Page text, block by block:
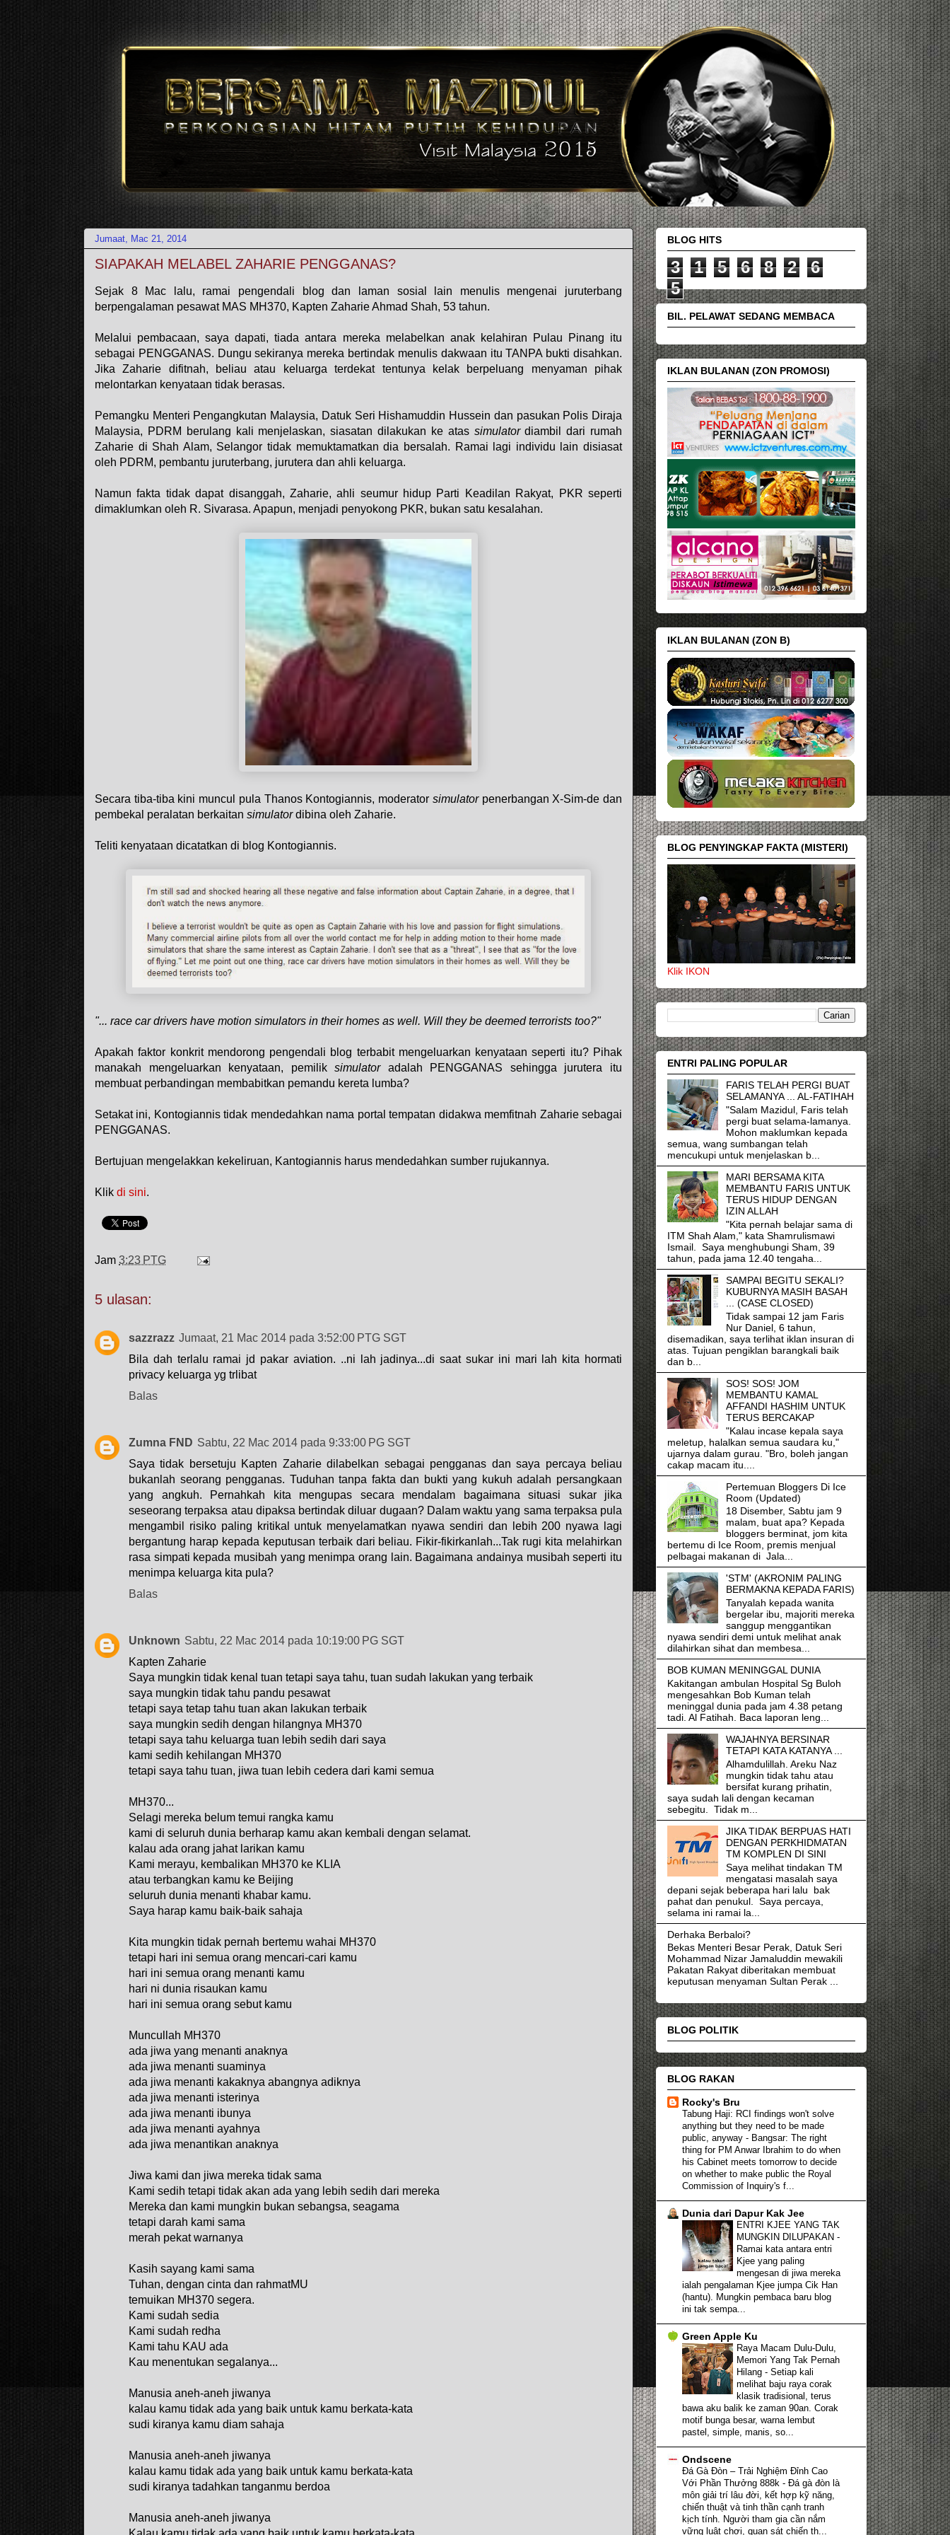
Jumaat, Mac 21, 2014
SIAPAKAH MELABEL ZAHARIE PENGGANAS?
Sejak 8 Mac lalu, ramai pengendali blog dan laman sosial lain menulis mengenai juruterbang
berpengalaman pesawat MAS MH370, Kapten Zaharie Ahmad Shah, 53 tahun.
Melalui pembacaan, saya dapati, tiada antara mereka melabelkan anak kelahiran Pulau Pinang itu
sebagai PENGGANAS. Dungu sekiranya mereka bertindak menulis dakwaan itu TANPA bukti disahkan.
Jika Zaharie difitnah, beliau atau keluarga terdekat tentunya kelak berpeluang menyaman pihak
melontarkan kenyataan tidak berasas.
Pemangku Menteri Pengangkutan Malaysia, Datuk Seri Hishamuddin Hussein dan pasukan Polis Diraja
Malaysia, PDRM berulang kali menjelaskan, siasatan dilakukan ke atas simulatordiambil dari rumah
Zaharie di Shah Alam, Selangor tidak memuktamatkan dia bersalah. Ramai lagi individu lain disiasat
oleh PDRM, pembantu juruterbang, jurutera dan ahli keluarga.
Namun fakta tidak dapat disanggah, Zaharie, ahli seumur hidup Parti Keadilan Rakyat, PKR seperti
dimaklumkan oleh R. Sivarasa. Apapun, menjadi penyokong PKR, bukan satu kesalahan.
Secara tiba-tiba kini muncul pula Thanos Kontogiannis, moderator simulatorpenerbangan X-Sim-de dan
pembekal peralatan berkaitan simulatordibina oleh Zaharie.
Teliti kenyataan dicatatkan di blog Kontogiannis.
"... race car drivers have motion simulators in their homes as well. Will they be deemed terrorists too?"
Apakah faktor konkrit mendorong pengendali blog terbabit mengeluarkan kenyataan seperti itu? Pihak
manakah mengeluarkan kenyataan, pemiliksimulator adalah PENGGANAS sehingga jurutera itu
membuat perbandingan membabitkan pemandu kereta lumba?
Setakat ini, Kontogiannis tidak mendedahkan nama portal tempatan didakwa memfitnah Zaharie sebagai
PENGGANAS.
Bertujuan mengelakkan kekeliruan, Kantogiannis harus mendedahkan sumber rujukannya.
Klik di sini.
Jam 3:23 PTG
5 ulasan:
sazzrazz Jumaat, 21 Mac 2014 pada 3:52:00 PTG SGT
Bila dah terlalu ramai jd pakar aviation. ..ni lah jadinya...di saat sukar ini mari lah kita hormati
privacy keluarga yg trlibat
Balas
Zumna FND Sabtu, 22 Mac 2014 pada 9:33:00 PG SGT
Saya tidak bersetuju Kapten Zaharie dilabelkan sebagai pengganas dan saya percaya beliau
bukanlah seorang pengganas. Tuduhan tanpa fakta dan bukti yang kukuh adalah persangkaan
yang angkuh. Pernahkah kita mengupas secara mendalam bagaimana situasi sukar jika
seseorang terpaksa atau dipaksa bertindak diluar dugaan? Dalam waktu yang sama terpaksa pula
mengambil risiko paling kritikal untuk menyelamatkan nyawa sendiri dan lebih 200 nyawa lagi
bergantung harap kepada keputusan terbaik dari beliau. Fikir-fikirkanlah...Tak rugi kita melahirkan
rasa simpati kepada musibah yang menimpa orang lain. Bagaimana andainya musibah seperti itu
menimpa keluarga kita pula?
Balas
Unknown Sabtu, 22 Mac 2014 pada 10:19:00 PG SGT
Kapten Zaharie
Saya mungkin tidak kenal tuan tetapi saya tahu, tuan sudah lakukan yang terbaik
saya mungkin tidak tahu pandu pesawat
tetapi saya tetap tahu tuan akan lakukan terbaik
saya mungkin sedih dengan hilangnya MH370
tetapi saya tahu keluarga tuan lebih sedih dari saya
kami sedih kehilangan MH370
tetapi saya tahu tuan, jiwa tuan lebih cedera dari kami semua
MH370...
Selagi mereka belum temui rangka kamu
kami di seluruh dunia berharap kamu akan kembali dengan selamat.
kalau ada orang jahat larikan kamu
Kami merayu, kembalikan MH370 ke KLIA
atau terbangkan kamu ke Beijing
seluruh dunia menanti khabar kamu.
Saya harap kamu baik-baik sahaja
Kita mungkin tidak pernah bertemu wahai MH370
tetapi hari ini semua orang mencari-cari kamu
hari ini semua orang menanti kamu
hari ni dunia risaukan kamu
hari ini semua orang sebut kamu
Muncullah MH370
ada jiwa yang menanti anaknya
ada jiwa menanti suaminya
ada jiwa menanti kakaknya abangnya adiknya
ada jiwa menanti isterinya
ada jiwa menanti ibunya
ada jiwa menanti ayahnya
ada jiwa menantikan anaknya
Jiwa kami dan jiwa mereka tidak sama
Kami sedih tetapi tidak akan ada yang lebih sedih dari mereka
Mereka dan kami mungkin bukan sebangsa, seagama
tetapi darah kami sama
merah pekat warnanya
Kasih sayang kami sama
Tuhan, dengan cinta dan rahmatMU
temuikan MH370 segera.
Kami sudah sedia
Kami sudah redha
Kami tahu KAU ada
Kau menentukan segalanya...
Manusia aneh-aneh jiwanya
kalau kamu tidak ada yang baik untuk kamu berkata-kata
sudi kiranya kamu diam sahaja
Manusia aneh-aneh jiwanya
kalau kamu tidak ada yang baik untuk kamu berkata-kata
sudi kiranya tadahkan tanganmu berdoa
Manusia aneh-aneh jiwanya
BLOG HITS
3 1 5 6 8 2
6
5
BIL. PELAWAT SEDANG MEMBACA
IKLAN BULANAN (ZON PROMOSI)
IKLAN BULANAN (ZON B)
BLOG PENYINGKAP FAKTA (MISTERI)
Klik IKON
ENTRI PALING POPULAR
FARIS TELAH PERGI BUAT
SELAMANYA ... AL-FATIHAH
"Salam Mazidul, Faris telah
pergi buat selama-lamanya.
Mohon maklumkan kepada
semua, wang sumbangan telah
mencukupi untuk menjelaskan b...
MARI BERSAMA KITA
MEMBANTU FARIS UNTUK
TERUS HIDUP DENGAN
IZIN ALLAH
"Kita pernah belajar sama di
ITM Shah Alam," kata Shamrulismawi
Ismail. Saya menghubungi Sham, 39
tahun, pada jama 12.40 tengaha...
SAMPAI BEGITU SEKALI?
KUBURNYA MASIH BASAH
... (CASE CLOSED)
Tidak sampai 12 jam Faris
Nur Daniel, 6 tahun,
disemadikan, saya terlihat iklan insuran di
atas. Tujuan pengiklan barangkali baik
dan b...
SOS! SOS! JOM
MEMBANTU KAMAL
AFFANDI HASHIM UNTUK
TERUS BERCAKAP
"Kalau incase kepala saya
meletup, halalkan semua saudara ku,"
ujarnya dalam gurau. "Bro, boleh jangan
cakap macam itu....
Pertemuan Bloggers Di Ice
Room (Updated)
18 Disember, Sabtu jam 9
malam, buat apa? Kepada
bloggers berminat, jom kita
bertemu di Ice Room, premis menjual
pelbagai makanan di Jala...
'STM' (AKRONIM PALING
BERMAKNA KEPADA FARIS)
Tanyalah kepada wanita
bergelar ibu, majoriti mereka
sanggup menggantikan
nyawa sendiri demi untuk melihat anak
dilahirkan sihat dan membesa...
BOB KUMAN MENINGGAL DUNIA
Kakitangan ambulan Hospital Sg Buloh
mengesahkan Bob Kuman telah
meninggal dunia pada jam 4.38 petang
tadi. Al Fatihah. Baca laporan leng...
WAJAHNYA BERSINAR
TETAPI KATA KATANYA ...
Alhamdulillah. Areku Naz
mungkin tidak tahu atau
bersifat kurang prihatin,
saya sudah lali dengan kecaman
sebegitu. Tidak m...
JIKA TIDAK BERPUAS HATI
DENGAN PERKHIDMATAN
TM KOMPLEN DI SINI
Saya melihat tindakan TM
mengatasi masalah saya
depani sejak beberapa hari lalu bak
pahat dan penukul. Saya percaya,
selama ini ramai la...
Derhaka Berbaloi?
Bekas Menteri Besar Perak, Datuk Seri
Mohammad Nizar Jamaluddin mewakili
Pakatan Rakyat diberitakan membuat
keputusan menyaman Sultan Perak ...
BLOG POLITIK
BLOG RAKAN
Rocky's Bru
Tabung Haji: RCI findings won't solve
anything but they need to be made
public, anyway - Bangsar: The right
thing for PM Anwar Ibrahim to do when
his Cabinet meets tomorrow to decide
on whether to make public the Royal
Commission of Inquiry's f...
Dunia dari Dapur Kak Jee
ENTRI KJEE YANG TAK
MUNGKIN DILUPAKAN -
Ramai kata antara entri
Kjee yang paling
mengesan di jiwa mereka
ialah pengalaman Kjee jumpa Cik Han
(hantu). Mungkin pembaca baru blog
ini tak sempa...
Green Apple Ku
Raya Macam Dulu-Dulu,
Memori Yang Tak Pernah
Hilang - Setiap kali
melihat baju raya corak
klasik tradisional, terus
bawa aku balik ke zaman 90an. Corak
motif bunga besar, warna lembut
pastel, simple, manis, so...
Ondscene
Đá Gà Đòn – Trải Nghiệm Đỉnh Cao
Với Phần Thưởng 888k - Đá gà đòn là
môn giải trí lâu đời, kết hợp kỹ năng,
chiến thuật và tinh thần cạnh tranh
kịch tính. Người tham gia cần nắm
vững luật chơi, quan sát chiến th...